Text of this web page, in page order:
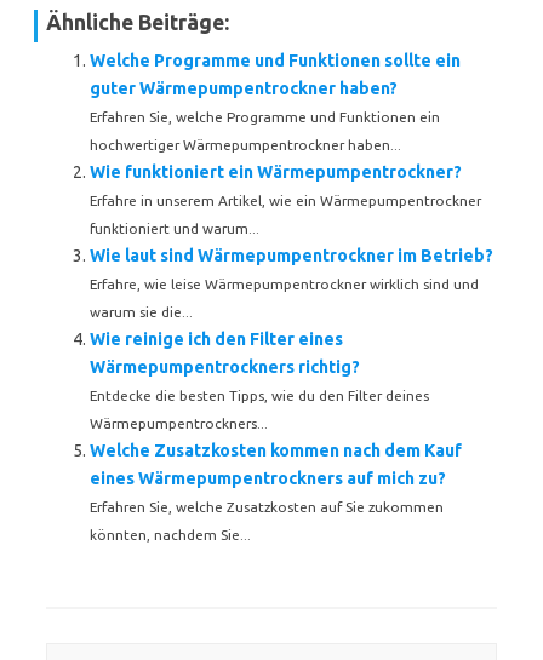
Ähnliche Beiträge:
Welche Programme und Funktionen sollte ein
guter Wärmepumpentrockner haben?
Erfahren Sie, welche Programme und Funktionen ein
hochwertiger Wärmepumpentrockner haben...
Wie funktioniert ein Wärmepumpentrockner?
Erfahre in unserem Artikel, wie ein Wärmepumpentrockner
funktioniert und warum...
Wie laut sind Wärmepumpentrockner im Betrieb?
Erfahre, wie leise Wärmepumpentrockner wirklich sind und
warum sie die...
Wie reinige ich den Filter eines
Wärmepumpentrockners richtig?
Entdecke die besten Tipps, wie du den Filter deines
Wärmepumpentrockners...
Welche Zusatzkosten kommen nach dem Kauf
eines Wärmepumpentrockners auf mich zu?
Erfahren Sie, welche Zusatzkosten auf Sie zukommen
könnten, nachdem Sie...